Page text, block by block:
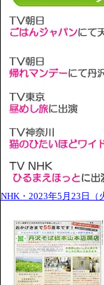
NHK・2023年5月23日（